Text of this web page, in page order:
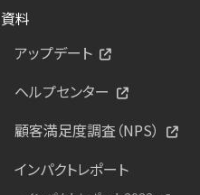
資料
アップデート
ヘルプセンター
顧客満足度調査（NPS）
インパクトレポート